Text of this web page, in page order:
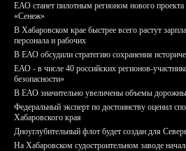
ЕАО станет пилотным регионом нового проекта
«Сенеж»
В Хабаровском крае быстрее всего растут
персонала и рабочих
В ЕАО обсудили стратегию сохранения
ЕАО - в числе 40 российских регионов-
безопасности»
В ЕАО значительно увеличены объемы
Федеральный эксперт по достоинству оценил
Хабаровского края
Дноуглубительный флот будет создан для
На Хабаровском судостроительном заводе